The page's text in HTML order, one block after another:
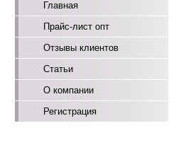
Главная
Прайс-лист опт
Отзывы клиентов
Статьи
О компании
Регистрация